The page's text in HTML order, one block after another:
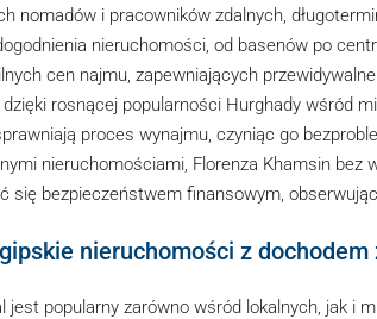
nomadów i pracowników zdalnych,
nieruchomości, od basenów po
cen najmu, zapewniających
rosnącej popularności Hurghady wśród
proces wynajmu, czyniąc go
nieruchomościami, Florenza Khamsin bez
się bezpieczeństwem finansowym,
nieruchomości z
jest popularny zarówno wśród lokalnych, jak i